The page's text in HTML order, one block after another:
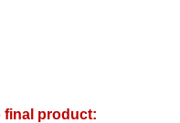
final product: